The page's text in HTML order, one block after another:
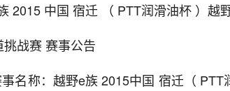
2015 中国 宿迁 （ PTT润滑油杯 ）越
挑战赛 赛事公告
名称：越野e族 2015中国 宿迁（